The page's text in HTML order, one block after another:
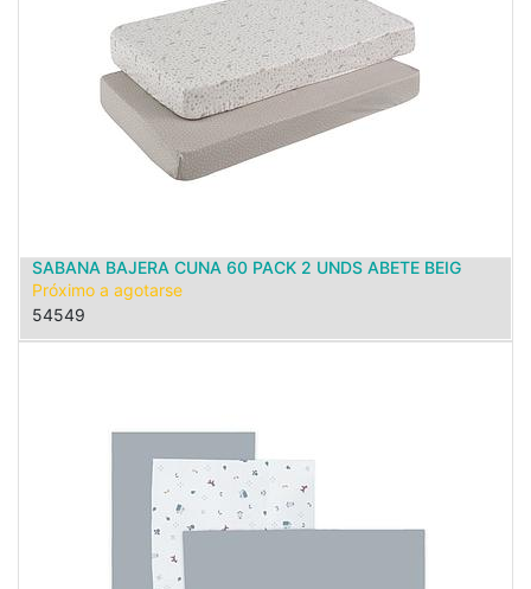
SABANA BAJERA CUNA 60 PACK 2 UNDS ABETE BEIG
Próximo a agotarse
54549